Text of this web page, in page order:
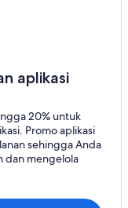
aplikasi
20% untuk
Promo aplikasi
sehingga Anda
dan mengelola